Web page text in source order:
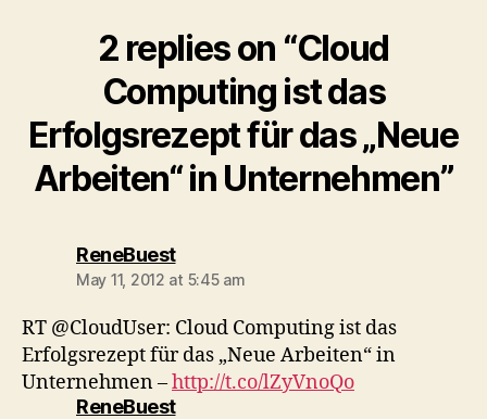
2 replies on “Cloud
Computing ist das
Erfolgsrezept für das „Neue
Arbeiten“ in Unternehmen”
ReneBuestsays:
May 11, 2012 at 5:45 am
RT @CloudUser: Cloud Computing ist das
Erfolgsrezept für das „Neue Arbeiten“ in
Unternehmen –http://t.co/lZyVnoQo
ReneBuestsays: